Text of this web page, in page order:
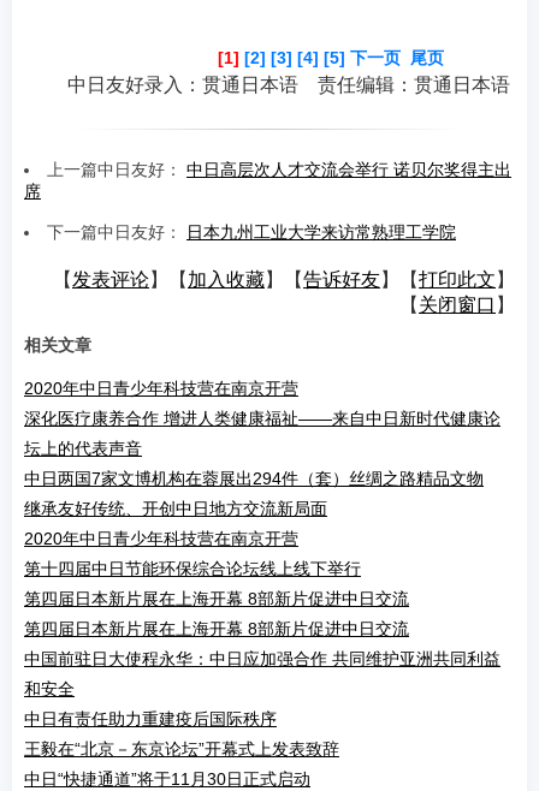
[1] [2] [3] [4] [5] 下一页 尾页
中日友好录入：贯通日本语 责任编辑：贯通日本语
上一篇中日友好： 中日高层次人才交流会举行 诺贝尔奖得主出
席
下一篇中日友好： 日本九州工业大学来访常熟理工学院
【 发表评论】【 加入收藏】【告诉好友】【打印此文 】
【 关闭窗口 】
相关文章
2020年中日青少年科技营在南京开营
深化医疗康养合作 增进人类健康福祉——来自中日新时代健康论
坛上的代表声音
中日两国7家文博机构在蓉展出294件（套）丝绸之路精品文物
继承友好传统、开创中日地方交流新局面
2020年中日青少年科技营在南京开营
第十四届中日节能环保综合论坛线上线下举行
第四届日本新片展在上海开幕 8部新片促进中日交流
第四届日本新片展在上海开幕 8部新片促进中日交流
中国前驻日大使程永华：中日应加强合作 共同维护亚洲共同利益
和安全
中日有责任助力重建疫后国际秩序
王毅在“北京－东京论坛”开幕式上发表致辞
中日“快捷通道”将于11月30日正式启动